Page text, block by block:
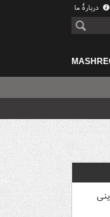
دربارهٔ ما